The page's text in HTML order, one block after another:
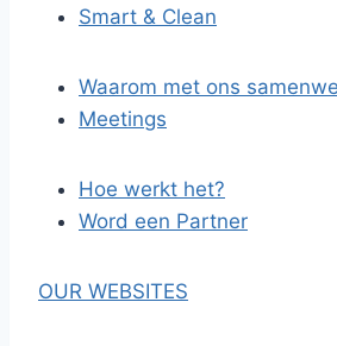
Smart & Clean
Waarom met ons
Meetings
Hoe werkt het?
Word een Partner
OUR WEBSITES